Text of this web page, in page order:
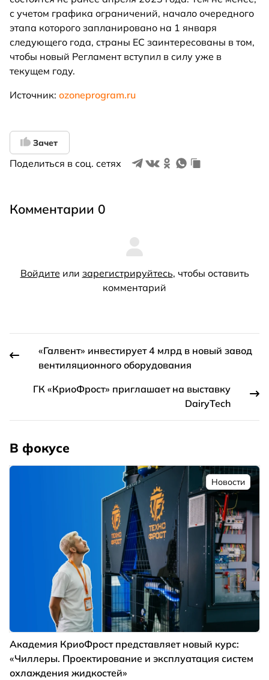
с учетом графика ограничений, начало очередного
этапа которого запланировано на 1 января
следующего года, страны ЕС заинтересованы в том,
чтобы новый Регламент вступил в силу уже в
текущем году.
Источник: ozoneprogram.ru
Зачет
Поделиться в соц. сетях
Комментарии 0
Войдите или зарегистрируйтесь, чтобы оставить
комментарий
«Галвент» инвестирует 4 млрд в новый завод
вентиляционного оборудования
ГК «КриоФрост» приглашает на выставку
DairyTech
В фокусе
Новости
Академия КриоФрост представляет новый курс:
«Чиллеры. Проектирование и эксплуатация систем
охлаждения жидкостей»